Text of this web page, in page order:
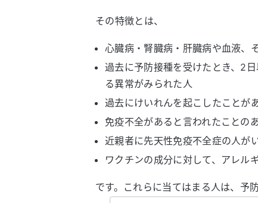
その特徴とは、
心臓病・腎臓病・肝臓病や血液、
過去に予防接種を受けたとき、2
る異常がみられた人
過去にけいれんを起こしたことが
免疫不全があると言われたことの
近親者に先天性免疫不全症の人が
ワクチンの成分に対して、アレル
です。これらに当てはまる人は、予